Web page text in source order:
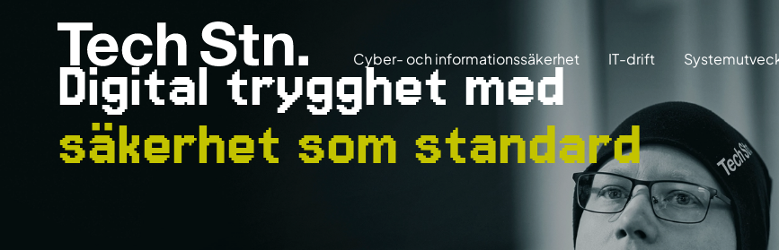
Cyber- och informationssäkerhet IT-drift
Digital trygghet med
säkerhet som standard